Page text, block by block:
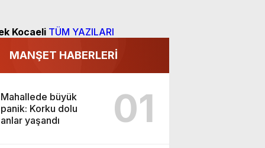
Kocaeli TÜM YAZILARI
MANŞET HABERLERİ
Mahallede büyük
panik: Korku dolu
anlar yaşandı
01